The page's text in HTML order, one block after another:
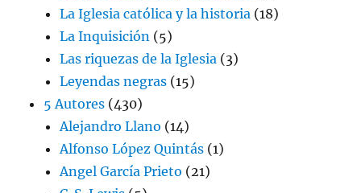
La Iglesia católica y la historia (18)
La Inquisición (5)
Las riquezas de la Iglesia (3)
Leyendas negras (15)
5 Autores (430)
Alejandro Llano (14)
Alfonso López Quintás (1)
Angel García Prieto (21)